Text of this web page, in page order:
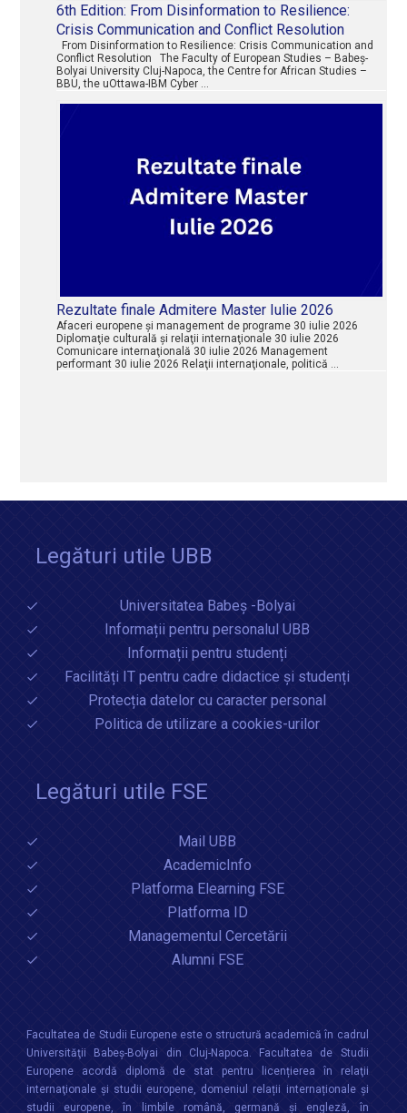
6th Edition: From Disinformation to Resilience:
Crisis Communication and Conflict Resolution
From Disinformation to Resilience: Crisis Communication and
Conflict Resolution The Faculty of European Studies – Babeș-
Bolyai University Cluj-Napoca, the Centre for African Studies –
BBU, the uOttawa-IBM Cyber …
Rezultate finale Admitere Master Iulie 2026
Afaceri europene şi management de programe 30 iulie 2026
Diplomaţie culturală şi relaţii internaţionale 30 iulie 2026
Comunicare internaţională 30 iulie 2026 Management
performant 30 iulie 2026 Relaţii internaţionale, politică …
Legături utile UBB
Universitatea Babeș -Bolyai
Informații pentru personalul UBB
Informații pentru studenți
Facilități IT pentru cadre didactice și studenți
Protecția datelor cu caracter personal
Politica de utilizare a cookies-urilor
Legături utile FSE
Mail UBB
AcademicInfo
Platforma Elearning FSE
Platforma ID
Managementul Cercetării
Alumni FSE
Facultatea de Studii Europene este o structură academică în cadrul
Universităţii Babeș-Bolyai din Cluj-Napoca. Facultatea de Studii
Europene acordă diplomă de stat pentru licențierea în relaţii
internaţionale şi studii europene, domeniul relații internaționale şi
studii europene, în limbile română, germană și engleză, în